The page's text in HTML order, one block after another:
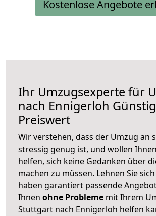
Kostenlose Angebote
Ihr Umzugsexperte für
nach Ennigerloh
Preiswert
Wir verstehen, dass der Umzug an
stressig genug ist, und wollen
helfen, sich keine Gedanken über
machen zu müssen. Lehnen Sie
haben garantiert passende
Ihnen ohne Probleme mit Ihrem
Stuttgart nach Ennigerloh helfen